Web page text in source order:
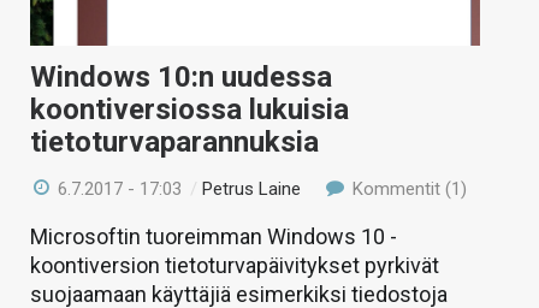
Windows 10:n uudessa
koontiversiossa lukuisia
tietoturvaparannuksia
6.7.2017 - 17:03 /Petrus Laine Kommentit (1)
Microsoftin tuoreimman Windows 10 -
koontiversion tietoturvapäivitykset pyrkivät
suojaamaan käyttäjiä esimerkiksi tiedostoja